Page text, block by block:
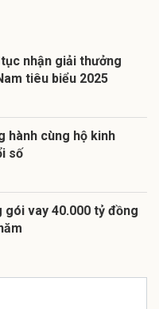
nhận giải thưởng
tiêu biểu 2025
hành cùng hộ kinh
số
gói vay 40.000 tỷ đồng